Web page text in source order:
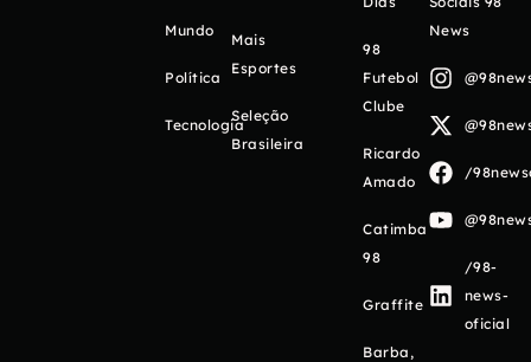
Mundo
Política
Tecnologia
Mais
Esportes
Seleção
Brasileira
98
Futebol
Clube
Ricardo
Amado
Catimba
98
Graffite
Barba,
News
/
/98-
news-
oficial